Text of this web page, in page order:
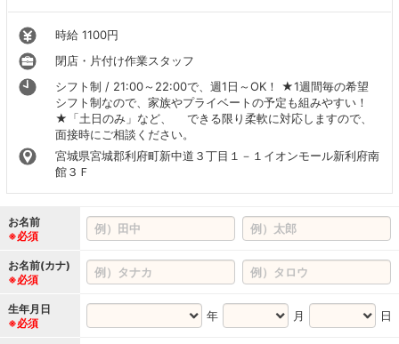
時給 1100円
閉店・片付け作業スタッフ
シフト制 / 21:00～22:00で、週1日～OK！ ★1週間毎の希望
シフト制なので、家族やプライベートの予定も組みやすい！
★「土日のみ」など、 できる限り柔軟に対応しますので、
面接時にご相談ください。
宮城県宮城郡利府町新中道３丁目１－１イオンモール新利府南
館３Ｆ
お名前
※必須
お名前(カナ)
※必須
生年月日
※必須
年 月 日